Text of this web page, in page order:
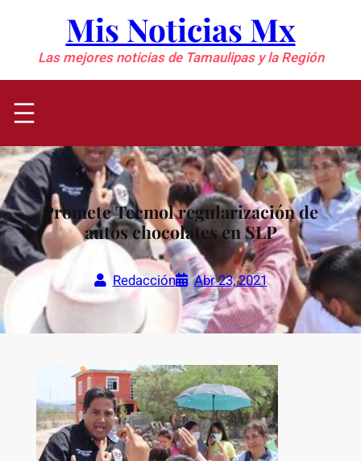
contenido
Mis Noticias Mx
Las mejores noticias de Tamaulipas y la Región
Promete Tecmol regularización de
autos chocolates en SLP
Redacción Abr 23, 2021